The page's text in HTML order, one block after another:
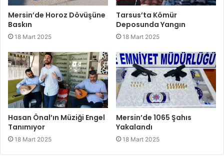
Mersin’de Horoz Dövüşüne
Baskın
18 Mart 2025
Tarsus’ta Kömür
Deposunda Yangın
18 Mart 2025
Hasan Önal’ın Müziği Engel
Tanımıyor
18 Mart 2025
Mersin’de 1065 Şahıs
Yakalandı
18 Mart 2025